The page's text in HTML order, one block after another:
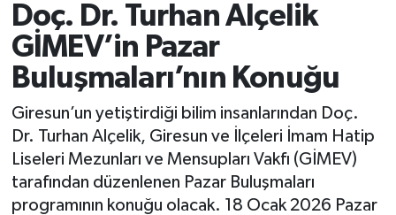
Doç. Dr. Turhan Alçelik
GİMEV’in Pazar
Buluşmaları’nın Konuğu
Giresun’un yetiştirdiği bilim insanlarından Doç.
Dr. Turhan Alçelik, Giresun ve İlçeleri İmam Hatip
Liseleri Mezunları ve Mensupları Vakfı (GİMEV)
tarafından düzenlenen Pazar Buluşmaları
programının konuğu olacak. 18 Ocak 2026 Pazar
Süper Lig Puan Durumu ve Fikstür
Tüm Manşetler
Son Dakika Haberleri
Haber Arşivi